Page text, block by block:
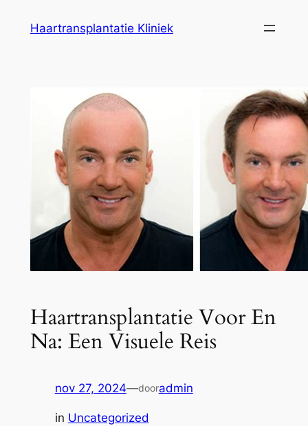
Haartransplantatie Kliniek
Haartransplantatie Voor En
Na: Een Visuele Reis
nov 27, 2024—dooradmin
in Uncategorized